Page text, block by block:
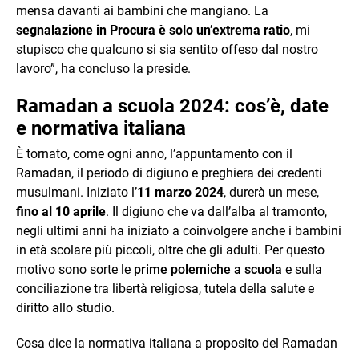
mensa davanti ai bambini che mangiano. La
segnalazione in Procura è solo un’extrema ratio, mi
stupisco che qualcuno si sia sentito offeso dal nostro
lavoro”, ha concluso la preside.
Ramadan a scuola 2024: cos’è, date
e normativa italiana
È tornato, come ogni anno, l’appuntamento con il
Ramadan, il periodo di digiuno e preghiera dei credenti
musulmani. Iniziato l’11 marzo 2024, durerà un mese,
fino al 10 aprile. Il digiuno che va dall’alba al tramonto,
negli ultimi anni ha iniziato a coinvolgere anche i bambini
in età scolare più piccoli, oltre che gli adulti. Per questo
motivo sono sorte le prime polemiche a scuola e sulla
conciliazione tra libertà religiosa, tutela della salute e
diritto allo studio.
Cosa dice la normativa italiana a proposito del Ramadan